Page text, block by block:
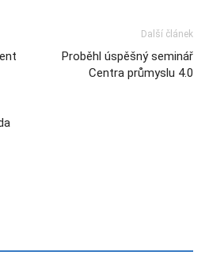
Další článek
Proběhl úspěšný seminář
Centra průmyslu 4.0